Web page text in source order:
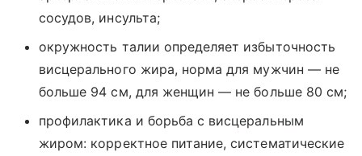
сосудов, инсульта;
окружность талии определяет избыточность
висцерального жира, норма для мужчин — не
больше 94 см, для женщин — не больше 80 см;
профилактика и борьба с висцеральным
жиром: корректное питание, систематические